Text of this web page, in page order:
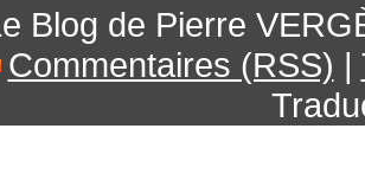
Blog de Pierre
Commentaires (RSS) |